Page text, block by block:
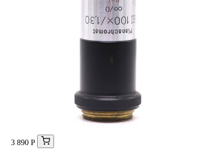
3 890 Р